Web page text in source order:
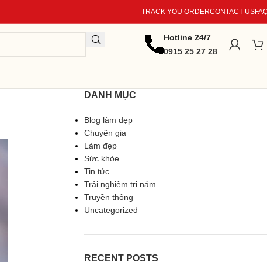
TRACK YOU ORDERCONTACT US
Hotline 24/7
0915 25 27 28
DANH MỤC
Blog làm đẹp
Chuyên gia
Làm đẹp
Sức khỏe
Tin tức
Trải nghiệm trị nám
Truyền thông
Uncategorized
RECENT POSTS